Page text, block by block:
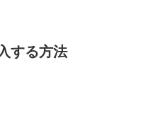
する方法